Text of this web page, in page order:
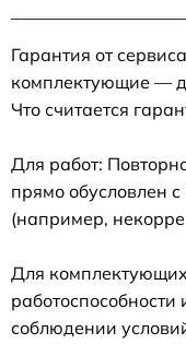
Гарантия от
комплектующие —
Что считается
Для работ:
прямо обусловлен
(например,
Для
соблюдении